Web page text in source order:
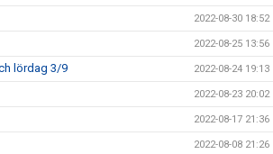
2022-08-30 18:52
2022-08-25 13:56
lördag 3/9 2022-08-24 19:13
2022-08-23 20:02
2022-08-17 21:36
2022-08-08 21:26